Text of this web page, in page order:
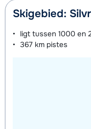
Skigebied:
ligt tussen 1000 en
367 km pistes